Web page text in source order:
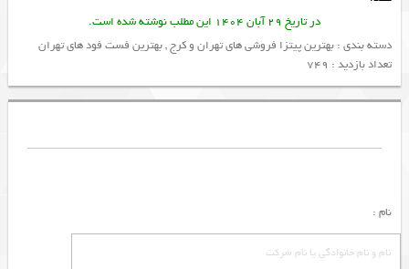
در تاریخ 29 آبان 1404 این مطلب نوشته شده است.
دسته بندی : بهترین پیتزا فروشی های تهران و کرج,بهترین فست فود های تهران
تعداد بازدید : 749
نام :